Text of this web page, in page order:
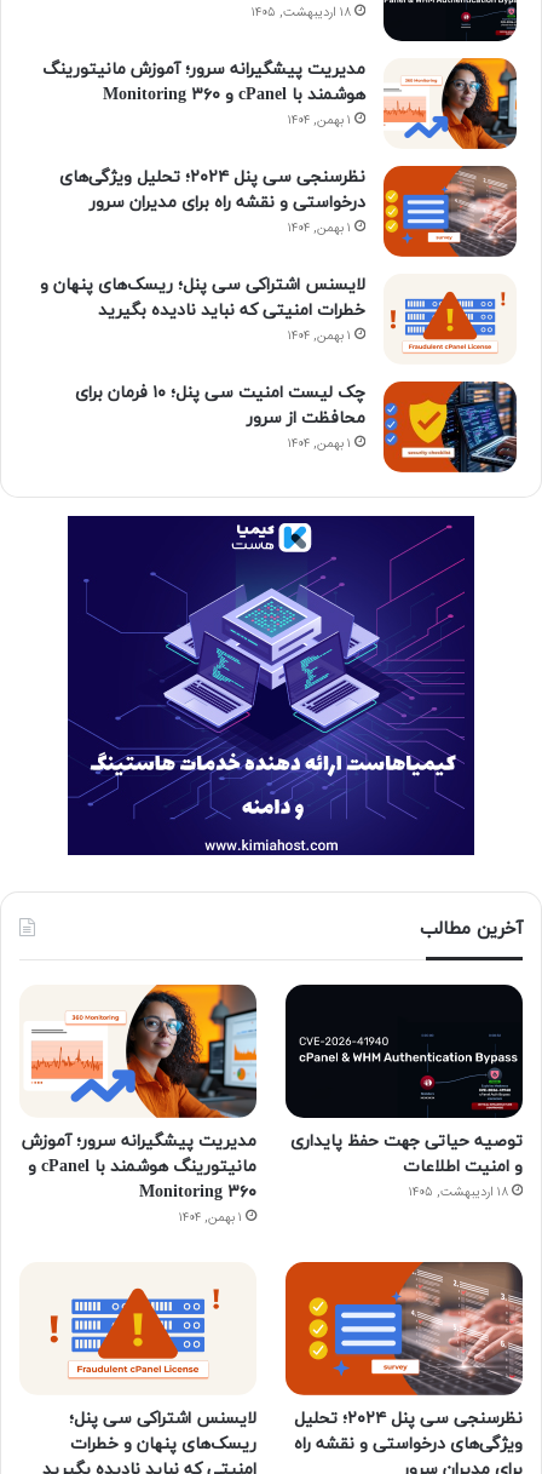
ا
ی
ن
س
گ
ا
م
۱۸ اردیبهشت, ۱۴۰۵
مدیریت پیشگیرانه سرور؛ آموزش مانیتورینگ
هوشمند با cPanel و ۳۶۰ Monitoring
۱ بهمن, ۱۴۰۴
نظرسنجی سی پنل ۲۰۲۴؛ تحلیل ویژگی‌های
درخواستی و نقشه راه برای مدیران سرور
۱ بهمن, ۱۴۰۴
لایسنس اشتراکی سی پنل؛ ریسک‌های پنهان و
خطرات امنیتی که نباید نادیده بگیرید
۱ بهمن, ۱۴۰۴
چک لیست امنیت سی پنل؛ ۱۰ فرمان برای
محافظت از سرور
۱ بهمن, ۱۴۰۴
آخرین مطالب
توصیه حیاتی جهت حفظ پایداری
و امنیت اطلاعات
۱۸ اردیبهشت, ۱۴۰۵
مدیریت پیشگیرانه سرور؛ آموزش
مانیتورینگ هوشمند با cPanel و
۳۶۰ Monitoring
۱ بهمن, ۱۴۰۴
نظرسنجی سی پنل ۲۰۲۴؛ تحلیل
ویژگی‌های درخواستی و نقشه راه
لایسنس اشتراکی سی پنل؛
ریسک‌های پنهان و خطرات